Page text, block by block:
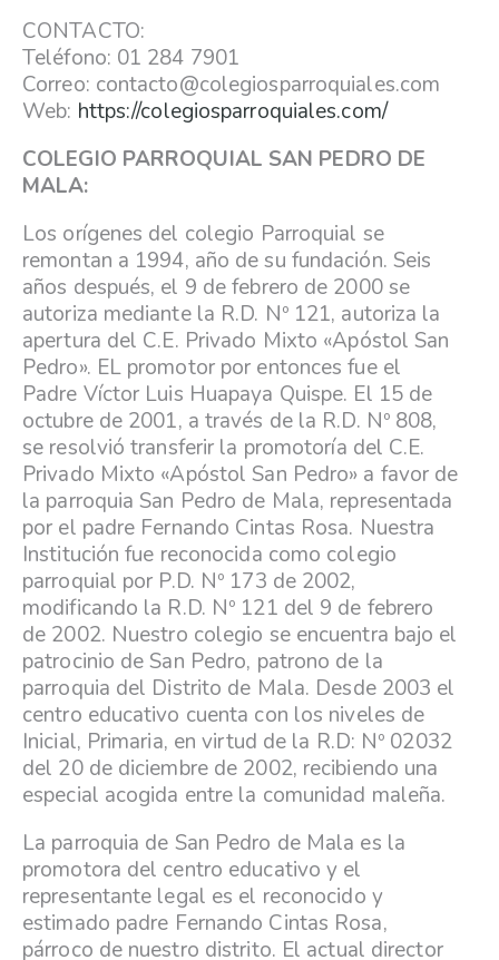
CONTACTO:
Teléfono: 01 284 7901
Correo: contacto@colegiosparroquiales.com
Web: https://colegiosparroquiales.com/
COLEGIO PARROQUIAL SAN PEDRO DE
MALA:
Los orígenes del colegio Parroquial se
remontan a 1994, año de su fundación. Seis
años después, el 9 de febrero de 2000 se
autoriza mediante la R.D. Nº 121, autoriza la
apertura del C.E. Privado Mixto «Apóstol San
Pedro». EL promotor por entonces fue el
Padre Víctor Luis Huapaya Quispe. El 15 de
octubre de 2001, a través de la R.D. Nº 808,
se resolvió transferir la promotoría del C.E.
Privado Mixto «Apóstol San Pedro» a favor de
la parroquia San Pedro de Mala, representada
por el padre Fernando Cintas Rosa. Nuestra
Institución fue reconocida como colegio
parroquial por P.D. Nº 173 de 2002,
modificando la R.D. Nº 121 del 9 de febrero
de 2002. Nuestro colegio se encuentra bajo el
patrocinio de San Pedro, patrono de la
parroquia del Distrito de Mala. Desde 2003 el
centro educativo cuenta con los niveles de
Inicial, Primaria, en virtud de la R.D: Nº 02032
del 20 de diciembre de 2002, recibiendo una
especial acogida entre la comunidad maleña.
La parroquia de San Pedro de Mala es la
promotora del centro educativo y el
representante legal es el reconocido y
estimado padre Fernando Cintas Rosa,
párroco de nuestro distrito. El actual director